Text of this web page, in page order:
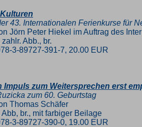
43. Internationalen Ferienkurse für
Jörn Peter Hiekel im Auftrag des
Abb., br.
3-89727-391-7, 20.00 EUR
Impuls zum Weitersprechen erst
zum 60. Geburtstag
Thomas Schäfer
Abb, br., mit farbiger Beilage
3-89727-390-0, 19.00 EUR